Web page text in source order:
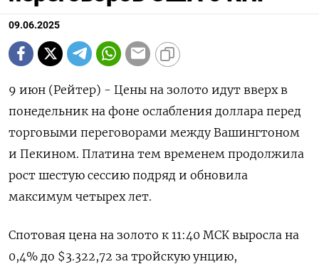
09.06.2025
9 июн (Рейтер) - Цены на золото идут вверх в
понедельник на фоне ослабления доллара перед
торговыми переговорами между Вашингтоном
и Пекином. Платина тем временем продолжила
рост шестую сессию подряд и обновила
максимум четырех лет.
Спотовая цена на золото к 11:40 МСК выросла на
0,4% до $3.322,72​ за тройскую унцию,